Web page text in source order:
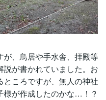
、鳥居や手水舎、拝殿等
が書かれていました。お
ころですが、無人の神社
様が作成したのかな…！？